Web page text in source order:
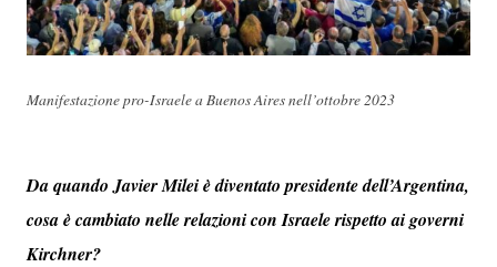
Manifestazione pro-Israele a Buenos Aires nell’ottobre 2023
Da quando Javier Milei è diventato presidente dell’Argentina,
cosa è cambiato nelle relazioni con Israele rispetto ai governi
Kirchner?